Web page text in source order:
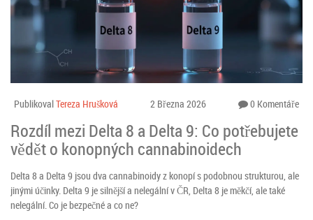
PublikovalTereza Hrušková 2 Března 2026 0 Komentáře
Rozdíl mezi Delta 8 a Delta 9: Co potřebujete
vědět o konopných cannabinoidech
Delta 8 a Delta 9 jsou dva cannabinoidy z konopí s podobnou strukturou, ale
jinými účinky. Delta 9 je silnější a nelegální v ČR, Delta 8 je měkčí, ale také
nelegální. Co je bezpečné a co ne?